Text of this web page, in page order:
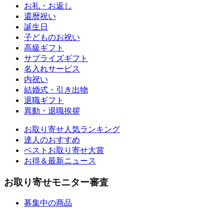
お礼・お返し
還暦祝い
誕生日
子どものお祝い
高級ギフト
サプライズギフト
名入れサービス
内祝い
結婚式・引き出物
退職ギフト
異動・退職挨拶
お取り寄せ人気ランキング
達人のおすすめ
ベストお取り寄せ大賞
お得＆最新ニュース
お取り寄せモニター審査
募集中の商品